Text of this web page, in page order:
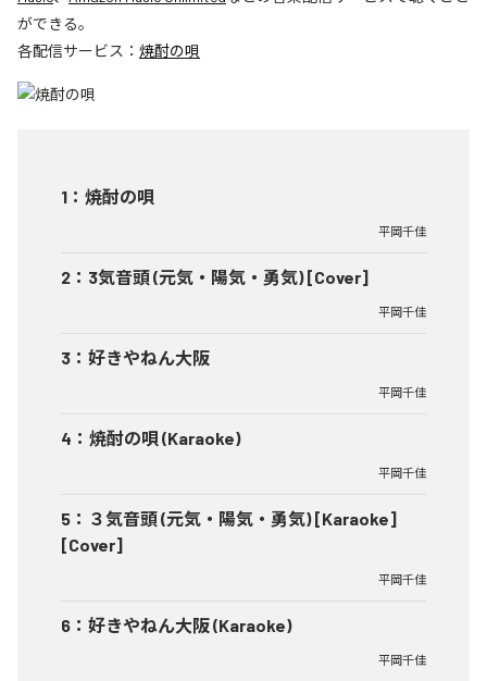
ができる。
各配信サービス： 焼酎の唄
1 ： 焼酎の唄
平岡千佳
2 ： 3気音頭 (元気・陽気・勇気) [Cover]
平岡千佳
3 ： 好きやねん大阪
平岡千佳
4 ： 焼酎の唄 (Karaoke)
平岡千佳
5 ： ３気音頭 (元気・陽気・勇気) [Karaoke]
[Cover]
平岡千佳
6 ： 好きやねん大阪 (Karaoke)
平岡千佳